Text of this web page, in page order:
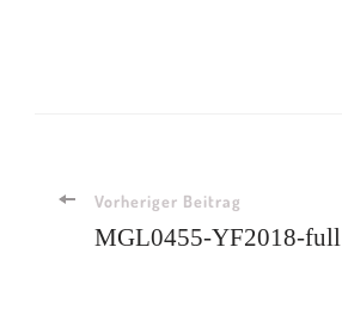
Vorheriger Beitrag
MGL0455-YF2018-full